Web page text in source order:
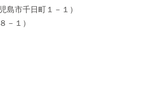
島市千日町１－１）
－１）